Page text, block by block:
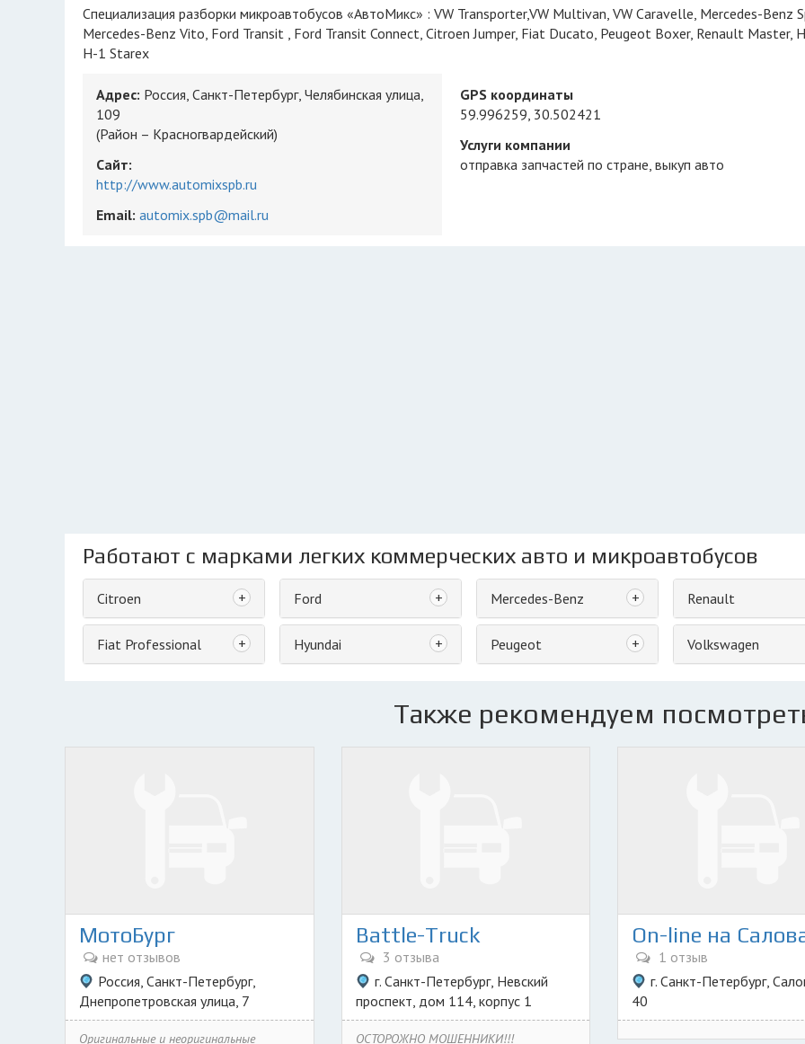
Специализация разборки микроавтобусов «АвтоМикс» : VW Transporter,VW Multivan, VW Caravelle, Mercedes-Benz Sprinter,
Mercedes-Benz Vito, Ford Transit , Ford Transit Connect, Citroen Jumper, Fiat Ducato, Peugeot Boxer, Renault Master,
H-1 Starex
Адрес: Россия, Санкт-Петербург, Челябинская улица,
109
(Район – Красногвардейский)
Сайт:
http://www.automixspb.ru
Email: automix.spb@mail.ru
GPS координаты
59.996259, 30.502421
Услуги компании
отправка запчастей по стране выкуп авто
Работают с марками легких коммерческих авто и микроавтобусов
Citroen +
Fiat Professional +
Ford +
Hyundai +
Mercedes-Benz +
Peugeot +
Renault
Volkswagen
Также рекомендуем
МотоБург
нет отзывов
Россия, Санкт-Петербург,
Днепропетровская улица, 7
Оригинальные и неоригинальные
Battle-Truck
3 отзыва
г. Санкт-Петербург, Невский
проспект, дом 114, корпус 1
ОСТОРОЖНО МОШЕННИКИ!!!
On-line на
1 отзыв
г. Санкт-Петербург,
40